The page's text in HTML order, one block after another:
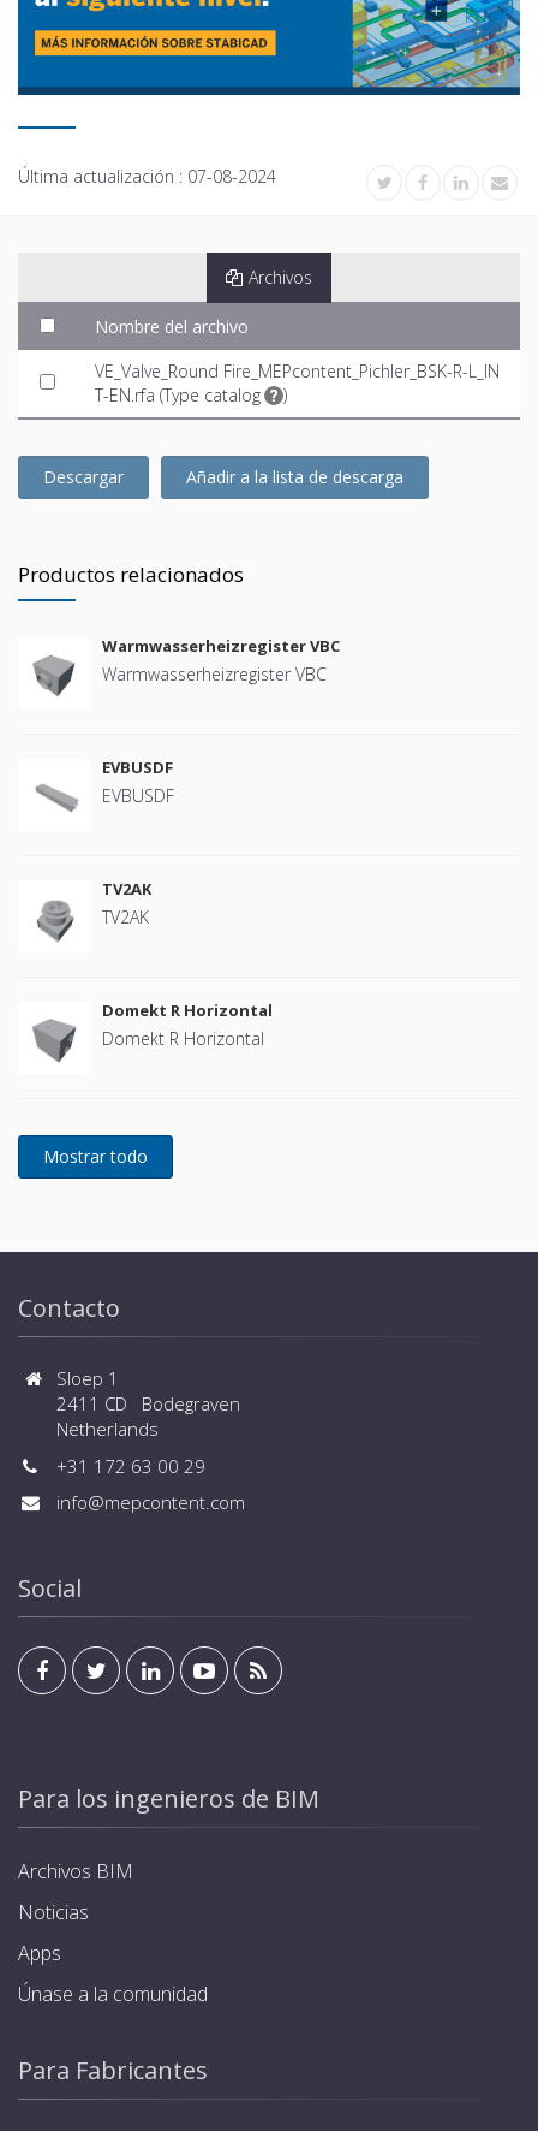
Última actualización : 07-08-2024
Archivos
Nombre del archivo
VE_Valve_Round Fire_MEPcontent_Pichler_BSK-R-L_IN
T-EN.rfa (Type catalog )
Descargar Añadir a la lista de descarga
Productos relacionados
Warmwasserheizregister VBC
Warmwasserheizregister VBC
EVBUSDF
EVBUSDF
TV2AK
TV2AK
Domekt R Horizontal
Domekt R Horizontal
Contacto
Sloep 1
2411 CD Bodegraven
Netherlands
+31 172 63 00 29
info@mepcontent.com
Social
Para los ingenieros de BIM
Archivos BIM
Noticias
Apps
Únase a la comunidad
Para Fabricantes